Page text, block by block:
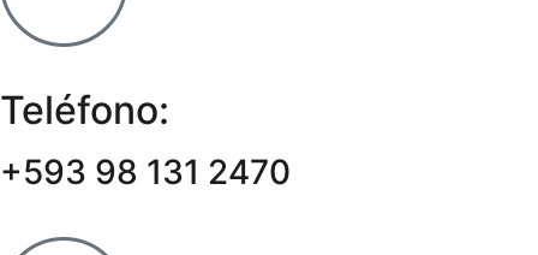
Teléfono:
+593 98 131 2470